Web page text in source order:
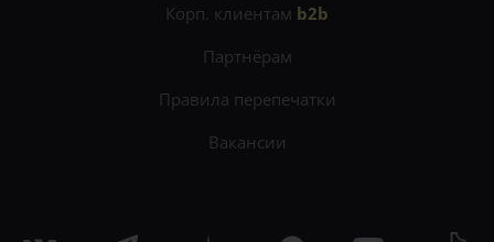
Корп. клиентам b2b
Партнёрам
Правила перепечатки
Вакансии